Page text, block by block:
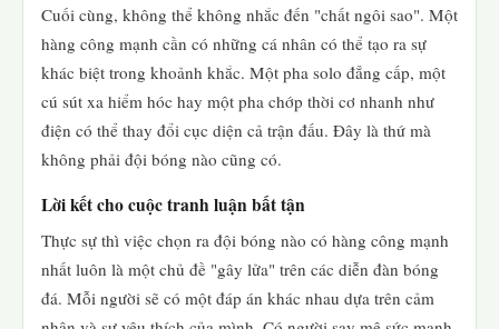
Cuối cùng, không thể không nhắc đến "chất ngôi sao". Một
hàng công mạnh cần có những cá nhân có thể tạo ra sự
khác biệt trong khoảnh khắc. Một pha solo đẳng cấp, một
cú sút xa hiểm hóc hay một pha chớp thời cơ nhanh như
điện có thể thay đổi cục diện cả trận đấu. Đây là thứ mà
không phải đội bóng nào cũng có.
Lời kết cho cuộc tranh luận bất tận
Thực sự thì việc chọn ra đội bóng nào có hàng công mạnh
nhất luôn là một chủ đề "gây lửa" trên các diễn đàn bóng
đá. Mỗi người sẽ có một đáp án khác nhau dựa trên cảm